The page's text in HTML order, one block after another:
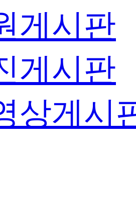
게시판
게시판
상게시